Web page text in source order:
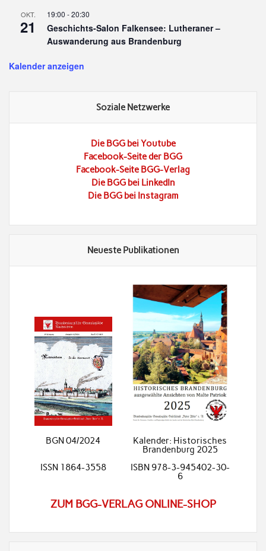
OKT.
21
19:00 -20:30
Geschichts-Salon Falkensee: Lutheraner –
Auswanderung aus Brandenburg
Kalender anzeigen
Soziale Netzwerke
Die BGG bei Youtube
Facebook-Seite der BGG
Facebook-Seite BGG-Verlag
Die BGG bei LinkedIn
Die BGG bei Instagram
Neueste Publikationen
BGN 04/2024
Kalender: Historisches
Brandenburg 2025
ISSN 1864-3558
ISBN 978-3-945402-30-
6
ZUM BGG-VERLAG ONLINE-SHOP